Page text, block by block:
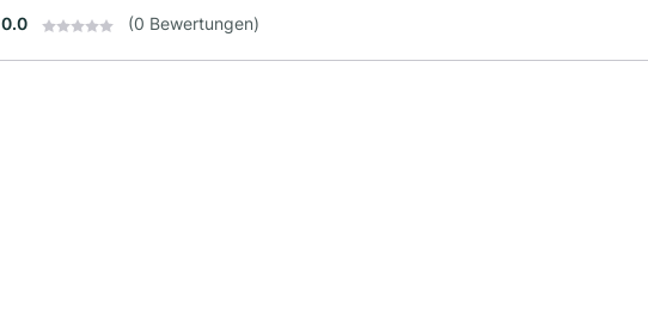
0.0 (0 Bewertungen)